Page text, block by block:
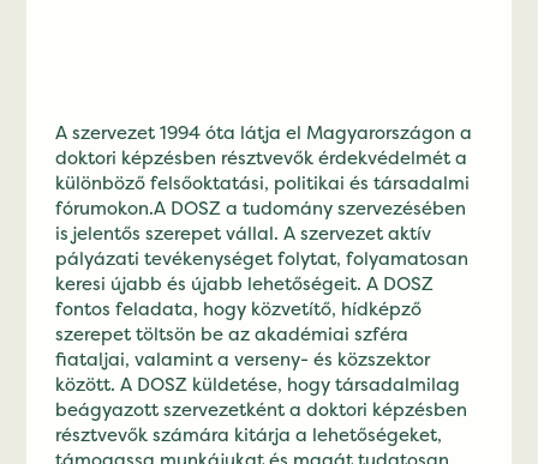
A szervezet 1994 óta látja el Magyarországon a
doktori képzésben résztvevők érdekvédelmét a
különböző felsőoktatási, politikai és társadalmi
fórumokon.A DOSZ a tudomány szervezésében
is jelentős szerepet vállal. A szervezet aktív
pályázati tevékenységet folytat, folyamatosan
keresi újabb és újabb lehetőségeit. A DOSZ
fontos feladata, hogy közvetítő, hídképző
szerepet töltsön be az akadémiai szféra
fiataljai, valamint a verseny- és közszektor
között. A DOSZ küldetése, hogy társadalmilag
beágyazott szervezetként a doktori képzésben
résztvevők számára kitárja a lehetőségeket,